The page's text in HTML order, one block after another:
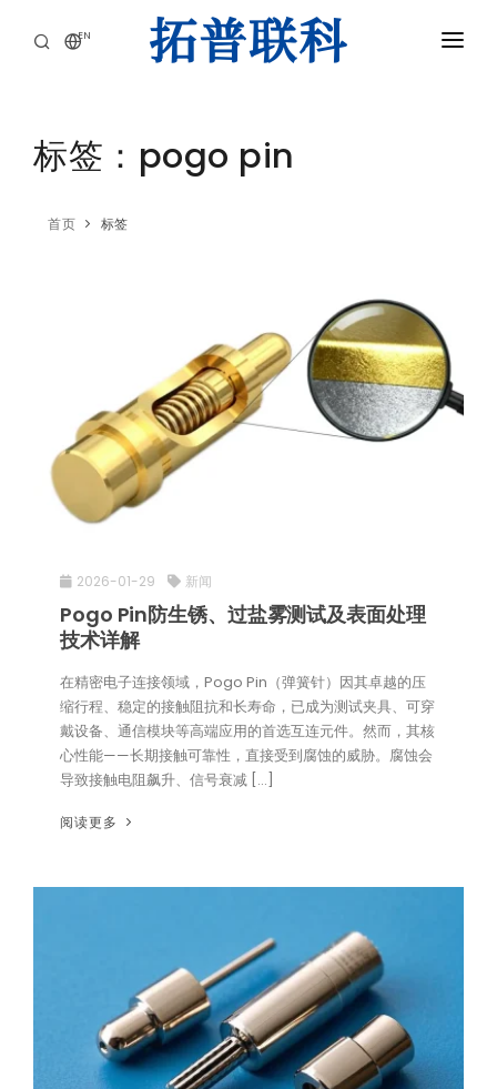
EN
产品中心
标签：pogo pin
首页 标签
2026-01-29 新闻
Pogo Pin防生锈、过盐雾测试及表面处理
技术详解
在精密电子连接领域，Pogo Pin（弹簧针）因其卓越的压
缩行程、稳定的接触阻抗和长寿命，已成为测试夹具、可穿
戴设备、通信模块等高端应用的首选互连元件。然而，其核
心性能——长期接触可靠性，直接受到腐蚀的威胁。腐蚀会
导致接触电阻飙升、信号衰减 […]
阅读更多